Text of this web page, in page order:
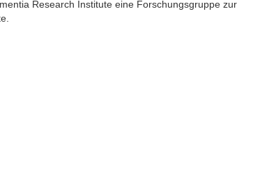
Research Institute eine Forschungsgruppe zur